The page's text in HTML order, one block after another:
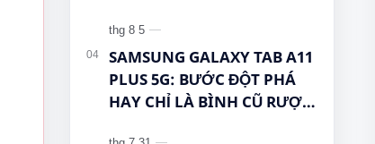
SAMSUNG GALAXY TAB A11
PLUS 5G: BƯỚC ĐỘT PHÁ
HAY CHỈ LÀ BÌNH CŨ RƯỢU